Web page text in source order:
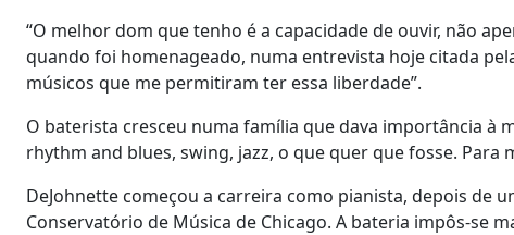
“O melhor dom que tenho é a capacidade de ouvir, não
quando foi homenageado, numa entrevista hoje citada
músicos que me permitiram ter essa liberdade”.
O baterista cresceu numa família que dava importância à
rhythm and blues, swing, jazz, o que quer que fosse.
DeJohnette começou a carreira como pianista, depois de
Conservatório de Música de Chicago. A bateria impôs-se